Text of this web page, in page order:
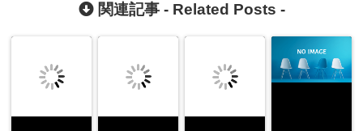
関連記事 - Related Posts -